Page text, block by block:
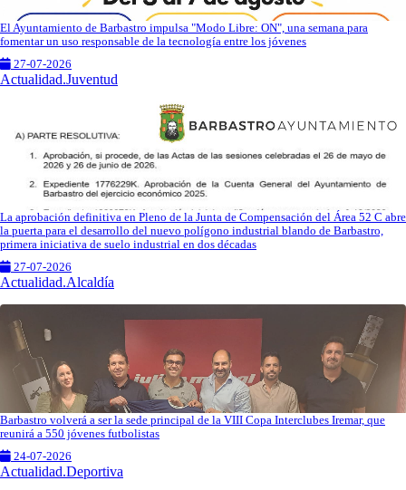
El Ayuntamiento de Barbastro impulsa "Modo Libre: ON", una semana para
fomentar un uso responsable de la tecnología entre los jóvenes
27-07-2026
Actualidad.Juventud
La aprobación definitiva en Pleno de la Junta de Compensación del Área 52 C abre
la puerta para el desarrollo del nuevo polígono industrial blando de Barbastro,
primera iniciativa de suelo industrial en dos décadas
27-07-2026
Actualidad.Alcaldía
Barbastro volverá a ser la sede principal de la VIII Copa Interclubes Iremar, que
reunirá a 550 jóvenes futbolistas
24-07-2026
Actualidad.Deportiva